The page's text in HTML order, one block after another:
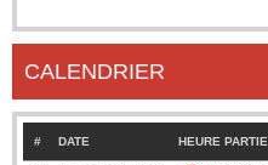
CALENDRIER
# DATE HEURE PARTIE